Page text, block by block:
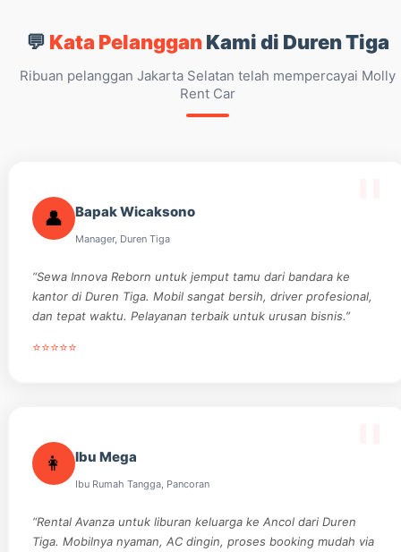
💬 Kata PelangganKami di Duren Tiga
Ribuan pelanggan Jakarta Selatan telah mempercayai Molly
Rent Car
👤 Bapak Wicaksono
Manager, Duren Tiga
“Sewa Innova Reborn untuk jemput tamu dari bandara ke
kantor di Duren Tiga. Mobil sangat bersih, driver profesional,
dan tepat waktu. Pelayanan terbaik untuk urusan bisnis.”
⭐⭐⭐⭐⭐
👩 Ibu Mega
Ibu Rumah Tangga, Pancoran
“Rental Avanza untuk liburan keluarga ke Ancol dari Duren
Tiga. Mobilnya nyaman, AC dingin, proses booking mudah via